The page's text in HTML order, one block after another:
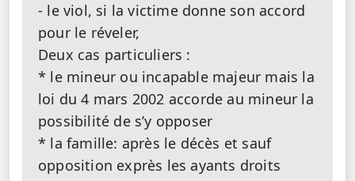
- le viol, si la victime donne son accord
pour le réveler,
Deux cas particuliers :
* le mineur ou incapable majeur mais la
loi du 4 mars 2002 accorde au mineur la
possibilité de s’y opposer
* la famille: après le décès et sauf
opposition exprès les ayants droits